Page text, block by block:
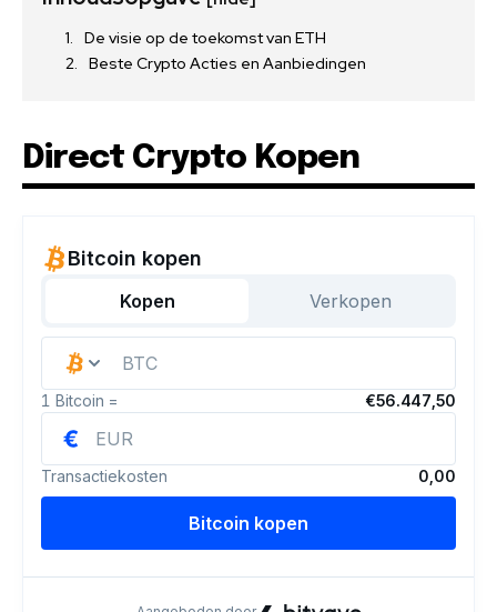
De visie op de toekomst van ETH
Beste Crypto Acties en Aanbiedingen
Direct Crypto Kopen